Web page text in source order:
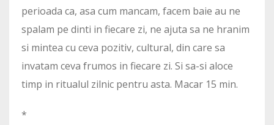
perioada ca, asa cum mancam, facem baie au ne
spalam pe dinti in fiecare zi, ne ajuta sa ne hranim
si mintea cu ceva pozitiv, cultural, din care sa
invatam ceva frumos in fiecare zi. Si sa-si aloce
timp in ritualul zilnic pentru asta. Macar 15 min.
*